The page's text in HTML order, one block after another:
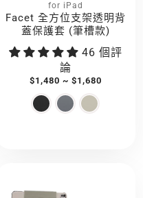
for iPad
Facet 全方位支架透明背
蓋保護套 (筆槽款)
46 個評
論
$1,480 ~ $1,680